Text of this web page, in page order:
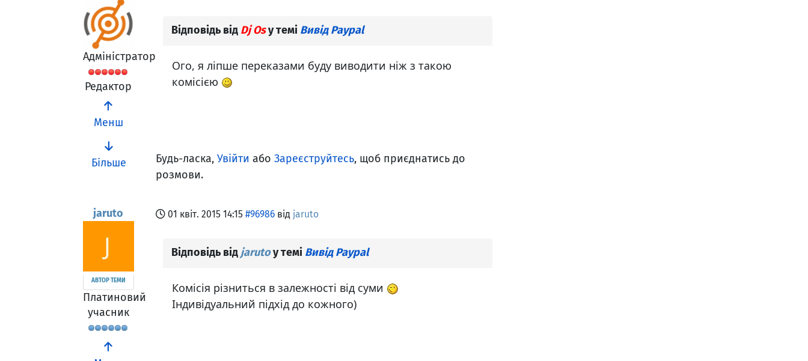
Адміністратор
Редактор
Менш
Більше
Відповідь від Dj Osу темі Вивід Paypal
Ого, я ліпше переказами буду виводити ніж з такою
комісією
Будь-ласка, Увійти або Зареєструйтесь, щоб приєднатись до
розмови.
jaruto
АВТОР ТЕМИ
Платиновий
учасник
01 квіт. 2015 14:15 #96986 від jaruto
Відповідь від jarutoу темі Вивід Paypal
Комісія різниться в залежності від суми
Індивідуальний підхід до кожного)